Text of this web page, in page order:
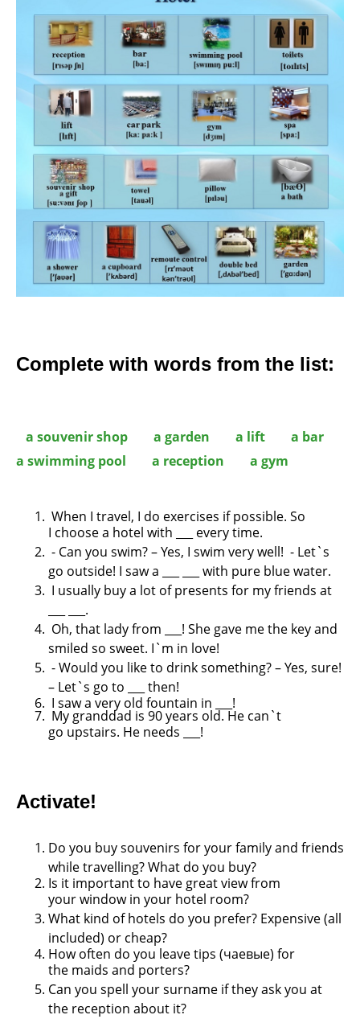
Complete with words from the list:
а souvenir shop a garden a lift a bar
a swimming pool a reception a gym
When I travel, I do exercises if possible. So
I choose a hotel with ___ every time.
- Can you swim?– Yes, I swim very well! - Let`s
go outside! I saw a ___ ___ with pure blue water.
I usually buy a lot of presents for my friends at
___ ___.
Oh, that lady from ___! She gave me the keyand
smiled so sweet. I`m in love!
- Would you like to drink something? – Yes, sure!
– Let`s go to ___ then!
I saw a very old fountain in ___!
My granddad is 90 years old. He can`t
go upstairs. He needs ___!
Activate!
Do you buy souvenirs for your family and friends
while travelling? What do you buy?
Is it important to have great view from
yourwindow in your hotel room?
What kind of hotels do you prefer? Expensive (all
included) or cheap?
How often do you leave tips (чаевые) for
the maids and porters?
Can you spell your surname if they ask you at
the reception about it?